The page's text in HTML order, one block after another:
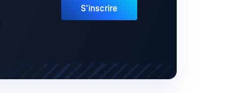
S'inscrire